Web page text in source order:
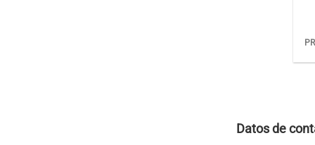
Datos de